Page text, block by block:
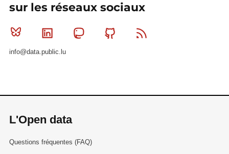
sur les réseaux sociaux
Bluesky Linkedin MastodonGithub
info@data.public.lu
L'Open data
Questions fréquentes (FAQ)